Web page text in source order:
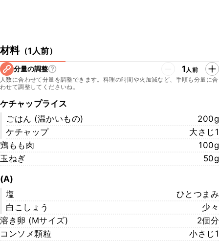
材料（1人前）
分量の調整 1人前
人数に合わせて分量を調整できます。料理の時間や火加減など、手順も分量に合
わせて調整してくださいね。
ケチャップライス
ごはん (温かいもの)
200g
ケチャップ
大さじ1
鶏もも肉
100g
玉ねぎ
50g
(A)
塩
ひとつまみ
白こしょう
少々
溶き卵 (Mサイズ)
2個分
コンソメ顆粒
小さじ1